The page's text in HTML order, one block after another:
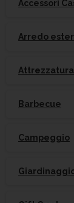
Accessori
Arredo
Barbecue
Campeggio